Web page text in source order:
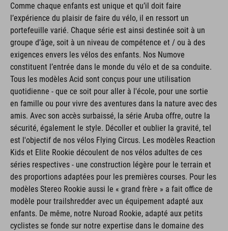
Comme chaque enfants est unique et qu’il doit faire
l’expérience du plaisir de faire du vélo, il en ressort un
portefeuille varié. Chaque série est ainsi destinée soit à un
groupe d’âge, soit à un niveau de compétence et / ou à des
exigences envers les vélos des enfants. Nos Numove
constituent l’entrée dans le monde du vélo et de sa conduite.
Tous les modèles Acid sont conçus pour une utilisation
quotidienne - que ce soit pour aller à l'école, pour une sortie
en famille ou pour vivre des aventures dans la nature avec des
amis. Avec son accès surbaissé, la série Aruba offre, outre la
sécurité, également le style. Décoller et oublier la gravité, tel
est l'objectif de nos vélos Flying Circus. Les modèles Reaction
Kids et Elite Rookie découlent de nos vélos adultes de ces
séries respectives - une construction légère pour le terrain et
des proportions adaptées pour les premières courses. Pour les
modèles Stereo Rookie aussi le « grand frère » a fait office de
modèle pour trailshredder avec un équipement adapté aux
enfants. De même, notre Nuroad Rookie, adapté aux petits
cyclistes se fonde sur notre expertise dans le domaine des